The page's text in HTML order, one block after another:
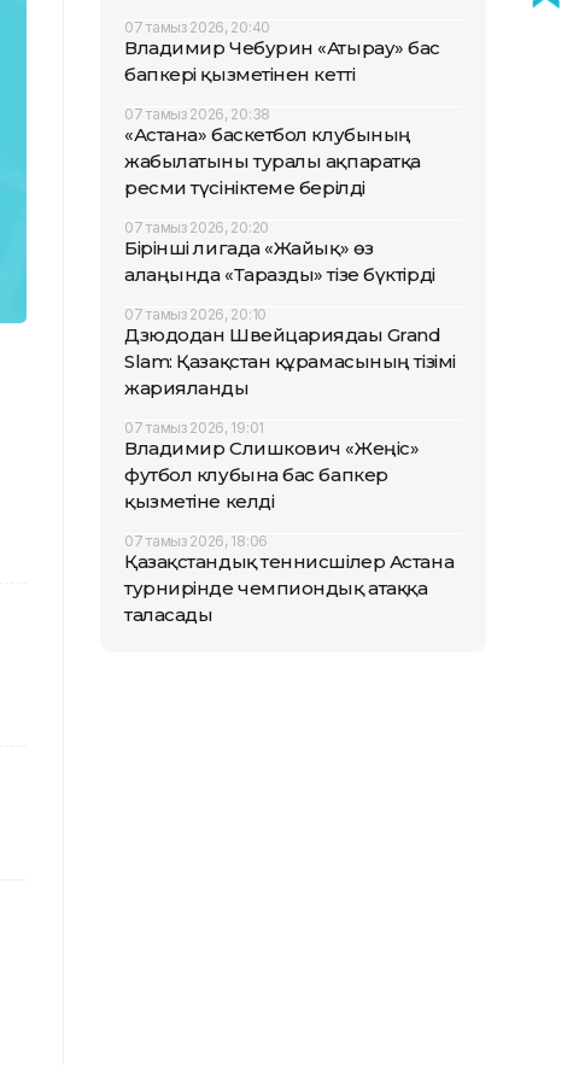
07 тамыз 2026, 20:40
Владимир Чебурин «Атырау» бас
бапкері қызметінен кетті
07 тамыз 2026, 20:38
«Астана» баскетбол клубының
жабылатыны туралы ақпаратқа
ресми түсініктеме берілді
07 тамыз 2026, 20:20
Бірінші лигада «Жайық» өз
алаңында «Таразды» тізе бүктірді
07 тамыз 2026, 20:10
Дзюдодан Швейцариядағы Grand
Slam: Қазақстан құрамасының тізімі
жарияланды
07 тамыз 2026, 19:01
Владимир Слишкович «Жеңіс»
футбол клубына бас бапкер
қызметіне келді
07 тамыз 2026, 18:06
Қазақстандық теннисшілер Астана
турнирінде чемпиондық атаққа
таласады